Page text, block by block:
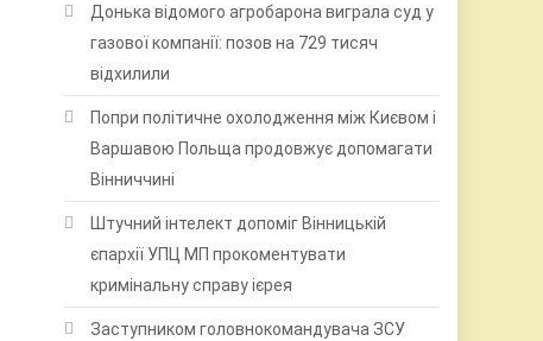
Донька відомого агробарона виграла суд у
газової компанії: позов на 729 тисяч
відхилили
Попри політичне охолодження між Києвом і
Варшавою Польща продовжує допомагати
Вінниччині
Штучний інтелект допоміг Вінницькій
єпархії УПЦ МП прокоментувати
кримінальну справу ієрея
Заступником головнокомандувача ЗСУ